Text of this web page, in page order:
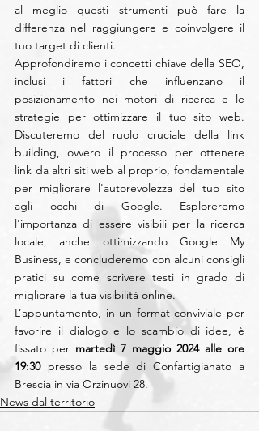
al meglio questi strumenti può fare la
differenza nel raggiungere e coinvolgere il
tuo target di clienti.
Approfondiremo i concetti chiave della SEO,
inclusi i fattori che influenzano il
posizionamento nei motori di ricerca e le
strategie per ottimizzare il tuo sito web.
Discuteremo del ruolo cruciale della link
building, ovvero il processo per ottenere
link da altri siti web al proprio, fondamentale
per migliorare l'autorevolezza del tuo sito
agli occhi di Google. Esploreremo
l'importanza di essere visibili per la ricerca
locale, anche ottimizzando Google My
Business, e concluderemo con alcuni consigli
pratici su come scrivere testi in grado di
migliorare la tua visibilità online.
L’appuntamento, in un format conviviale per
favorire il dialogo e lo scambio di idee, è
fissato per martedì 7 maggio 2024 alle ore
19:30 presso la sede di Confartigianato a
Brescia in via Orzinuovi 28.
News dal territorio